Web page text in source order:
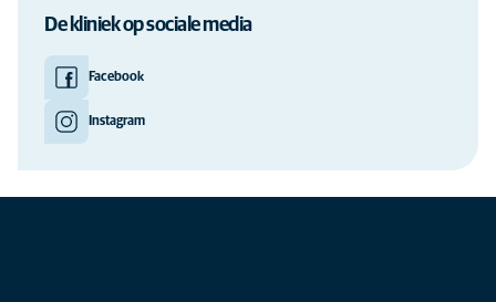
De kliniek op sociale media
Facebook
Instagram